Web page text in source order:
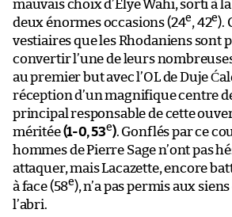
mauvais choix d’Elye Wahi, sorti à la
deux énormes occasions (24e, 42e).
vestiaires que les Rhodaniens sont
convertir l’une de leurs
au premier but avec l’OL de Duje
réception d’un magnifique centre
principal responsable de cette
méritée(1-0, 53e). Gonflés par ce
hommes de Pierre Sage n’ont pas
attaquer, mais Lacazette, encore
à face (58e), n’a pas permis aux
l’abri.